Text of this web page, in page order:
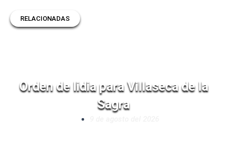
RELACIONADAS
Orden de lidia para Villaseca de la
Sagra